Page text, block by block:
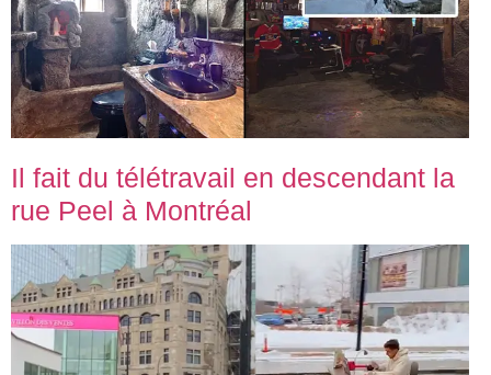
Il fait du télétravail en descendant la
rue Peel à Montréal